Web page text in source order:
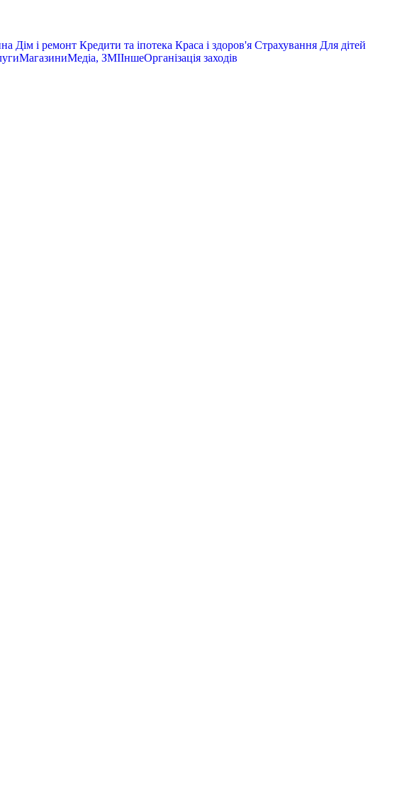
Дім і ремонт Кредити та іпотека Краса і здоров'я Страхування Для дітей
МагазиниМедіа, ЗМІІншеОрганізація заходів